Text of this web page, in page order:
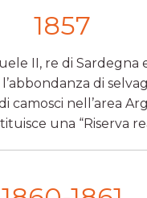
1857
II, re di Sardegna
l’abbondanza di
camosci nell’area
una “Riserva